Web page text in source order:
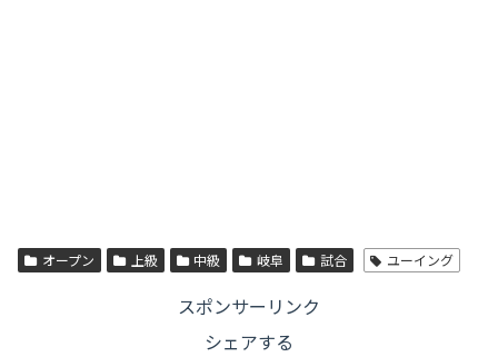
オープン 上級 中級 岐阜 試合 ユーイング
スポンサーリンク
シェアする